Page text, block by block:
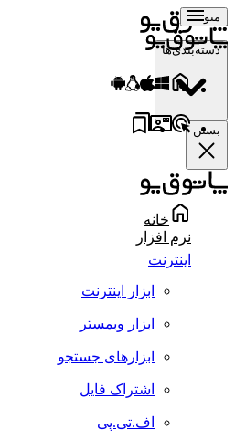
منو
دسته‌بندی‌ها
بستن
خانه
نرم افزار
اینترنت
ابزار اینترنت
ابزار وبمستر
ابزارهای جستجو
اشتراک فایل
اف.تی.پی